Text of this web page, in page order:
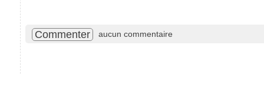
Commenter aucun commentaire